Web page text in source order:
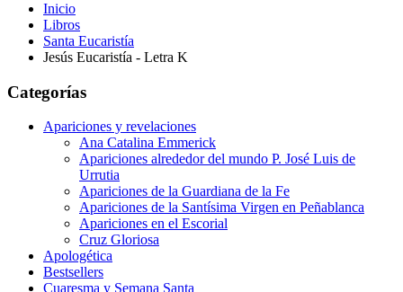
Inicio
Libros
Santa Eucaristía
Jesús Eucaristía - Letra K
Categorías
Apariciones y revelaciones
Ana Catalina Emmerick
Apariciones alrededor del mundo P. José Luis de
Urrutia
Apariciones de la Guardiana de la Fe
Apariciones de la Santísima Virgen en Peñablanca
Apariciones en el Escorial
Cruz Gloriosa
Apologética
Bestsellers
Cuaresma y Semana Santa